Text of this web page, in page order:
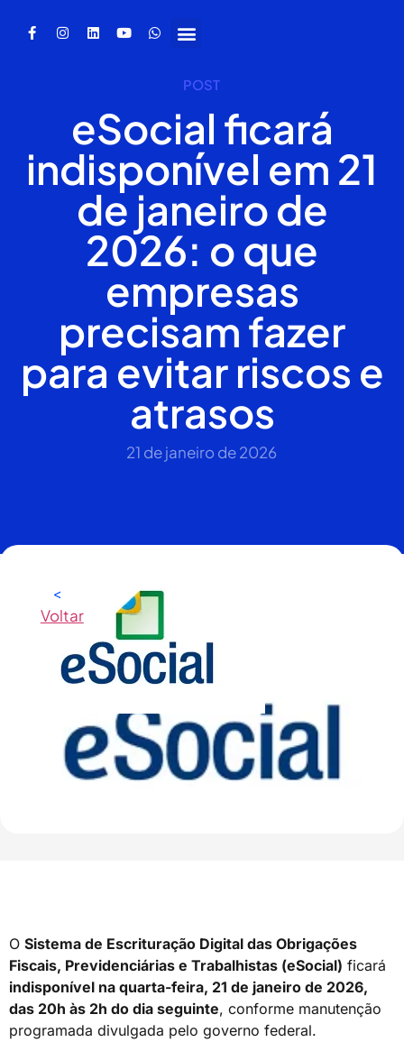
<
Voltar
POST
eSocial ficará
indisponível em 21
de janeiro de
2026: o que
empresas
precisam fazer
para evitar riscos e
atrasos
21 de janeiro de 2026
O Sistema de Escrituração Digital das Obrigações
Fiscais, Previdenciárias e Trabalhistas (eSocial) ficará
indisponível na quarta-feira, 21 de janeiro de 2026,
das 20h às 2h do dia seguinte, conforme manutenção
programada divulgada pelo governo federal.